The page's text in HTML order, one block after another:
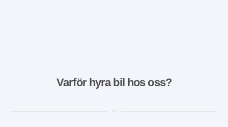
Varför hyra bil hos oss?